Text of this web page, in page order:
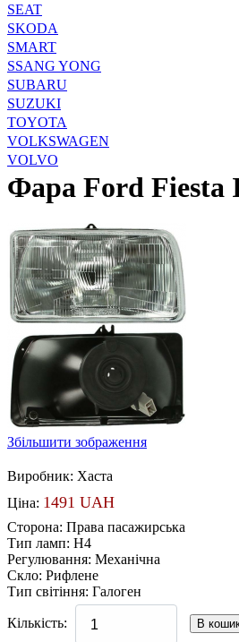
SEAT
SKODA
SMART
SSANG YONG
SUBARU
SUZUKI
TOYOTA
VOLKSWAGEN
VOLVO
Фара Ford Fiesta
Збільшити зображення
Виробник: Хаста
Ціна: 1491 UAH
Сторона: Права пасажирська
Тип ламп: H4
Регулювання: Механічна
Скло: Рифлене
Тип світіння: Галоген
Кількість: